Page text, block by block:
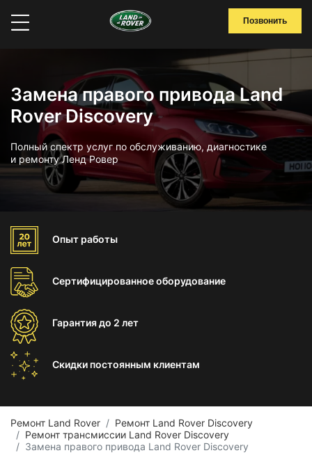
Позвонить
Замена правого привода Land
Rover Discovery
Полный спектр услуг по обслуживанию, диагностике
и ремонту Ленд Ровер
Опыт работы
Сертифицированноеоборудование
Гарантиядо 2 лет
Скидки постоянным клиентам
Ремонт Land Rover
Ремонт Land Rover Discovery
Ремонт трансмиссии Land Rover Discovery
Замена правого привода Land Rover Discovery